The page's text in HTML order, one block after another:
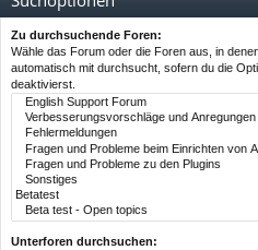
Zu durchsuchende Foren:
Wähle das Forum oder die Foren aus, in
automatisch mit durchsucht, sofern du die
deaktivierst.
Unterforen durchsuchen: